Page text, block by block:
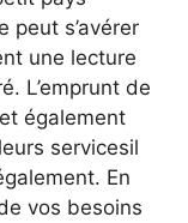
peut s’avérer
une lecture
L’emprunt de
également
servicesil
En
vos besoins